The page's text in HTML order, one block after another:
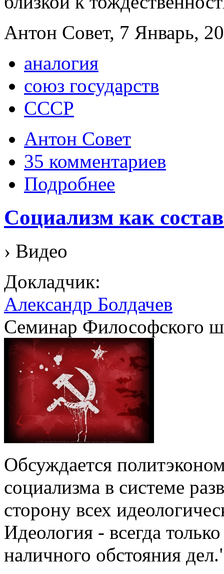
Антон Совет, 7 Январь,
аналогия
союз государств
СССР
Антон Совет
35 комментариев
Подробнее
Социализм как
› Видео
Докладчик:
Александр Болдачев
Семинар Философского
Обсуждается
социализма в системе
сторону всех
Идеология - всегда
наличного обстояния